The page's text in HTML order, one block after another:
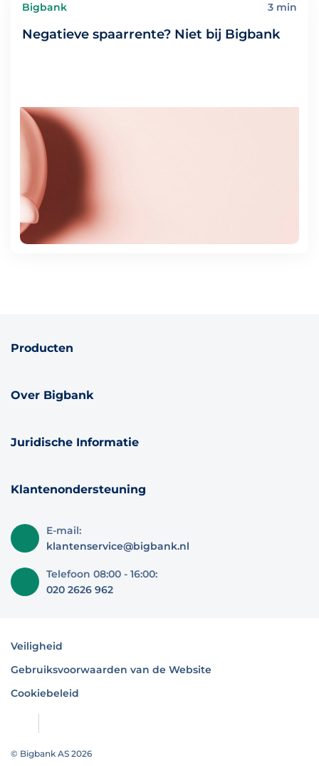
Bigbank 3 min
Negatieve spaarrente? Niet bij Bigbank
Producten
Over Bigbank
Juridische Informatie
Klantenondersteuning
E-mail:
klantenservice@bigbank.nl
Telefoon 08:00 - 16:00:
020 2626 962
Veiligheid
Gebruiksvoorwaarden van de Website
Cookiebeleid
© Bigbank AS 2026